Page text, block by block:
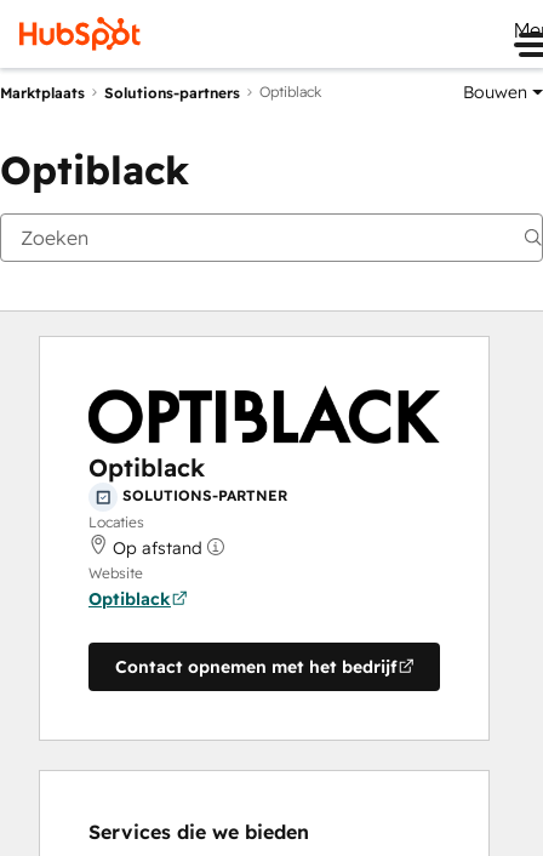
Marktplaats Solutions-partners Optiblack Bouwen
Optiblack
Optiblack
SOLUTIONS-PARTNER
Locaties
Op afstand
Website
Optiblack
Contact opnemen met het bedrijf
Services die we bieden